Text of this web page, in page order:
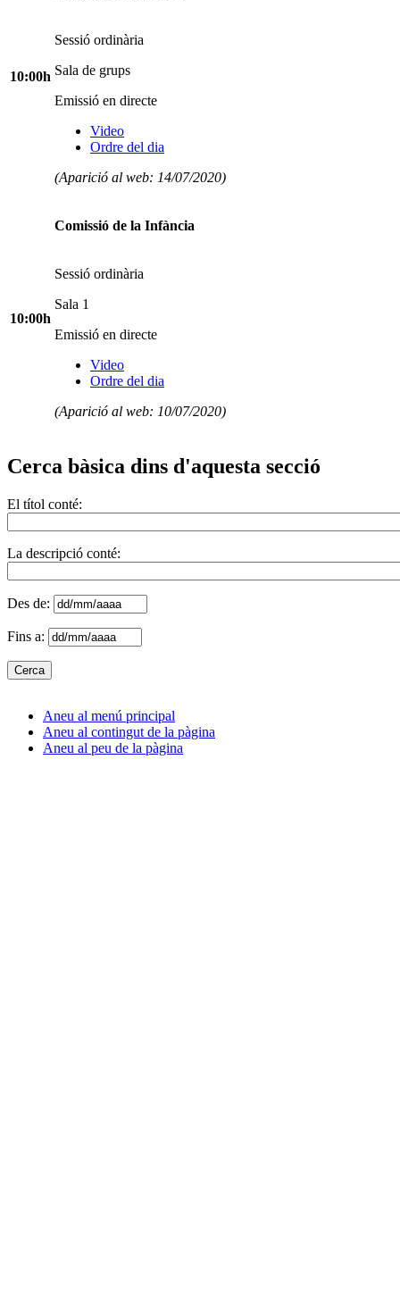
10:00h
Sessió ordinària
Sala de grups
Emissió en directe
Video
Ordre del dia
(Aparició al web: 14/07/2020)
10:00h
Comissió de la Infància
Sessió ordinària
Sala 1
Emissió en directe
Video
Ordre del dia
(Aparició al web: 10/07/2020)
Cerca bàsica dins d'aquesta secció
El títol conté:
La descripció conté:
Des de:
Fins a:
Aneu al menú principal
Aneu al contingut de la pàgina
Aneu al peu de la pàgina